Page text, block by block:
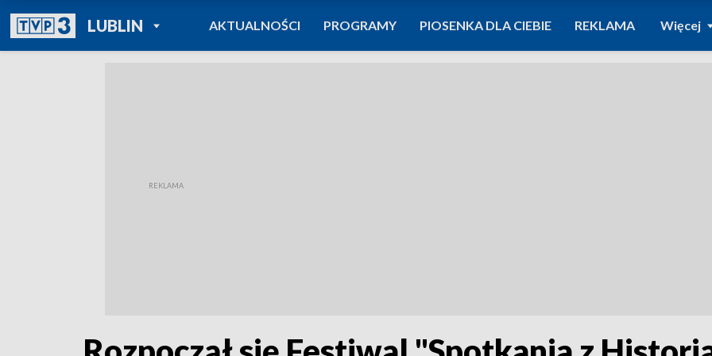
LUBLINPOWRÓT DO
TVP REGIONY
AKTUALNOŚCI PROGRAMY PIOSENKA DLA CIEBIE REKLAMA Więcej